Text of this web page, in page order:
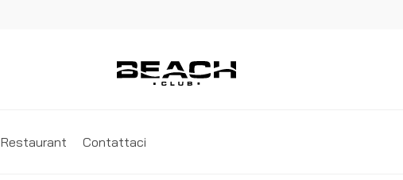
Restaurant Contattaci